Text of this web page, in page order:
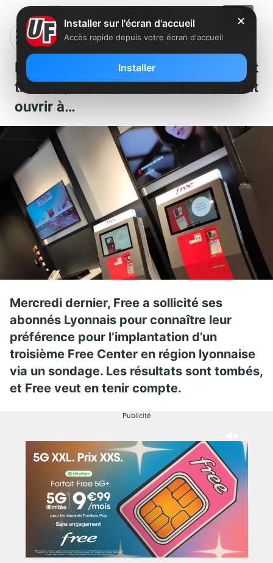
Boutique Free: les Freenautes ont
tranché, un Free Center devrait
ouvrir à…
Mercredi dernier, Free a sollicité ses
abonnés Lyonnais pour connaître leur
préférence pour l’implantation d’un
troisième Free Center en région lyonnaise
via un sondage. Les résultats sont tombés,
et Free veut en tenir compte.
Publicité
✕
Installer sur l'écran d'accueil
Accès rapide depuis votre écran d'accueil
Installer